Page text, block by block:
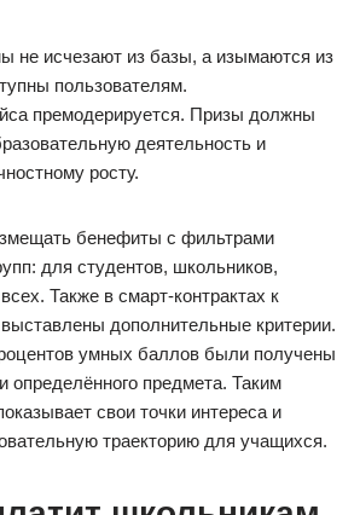
не исчезают из базы, а изымаются из
пользователям.
премодерируется. Призы должны
деятельность и
росту.
бенефиты с фильтрами
для студентов, школьников,
Также в смарт-контрактах к
дополнительные критерии.
умных баллов были получены
определённого предмета. Таким
свои точки интереса и
траекторию для учащихся.